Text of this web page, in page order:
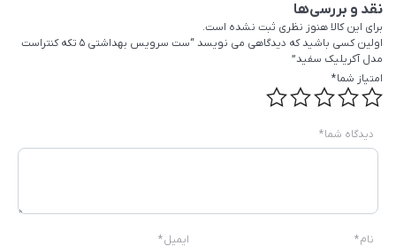
نقد و بررسی‌ها
برای این کالا هنوز نظری ثبت نشده است.
اولین کسی باشید که دیدگاهی می نویسد “ست سرویس بهداشتی 5 تکه کنتراست
مدل آکریلیک سفید”
امتیاز شما*
دیدگاه شما*
نام* ایمیل*